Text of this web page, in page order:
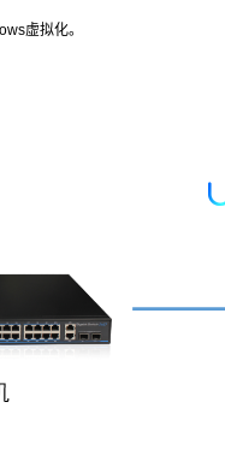
虚拟化。